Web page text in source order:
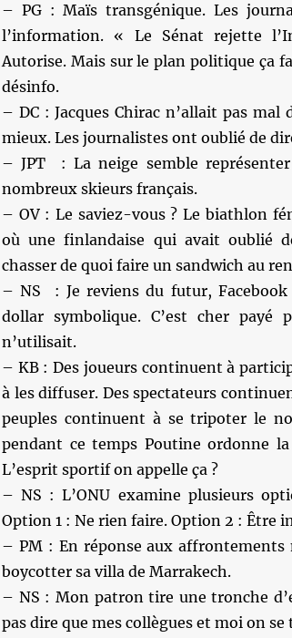
– PG : Maïs transgénique. Les
l’information. « Le Sénat rejette
Autorise. Mais sur le plan politique ça
désinfo.
– DC : Jacques Chirac n’allait pas
mieux. Les journalistes ont oublié de
– JPT : La neige semble
nombreux skieurs français.
– OV : Le saviez-vous ? Le biathlon
où une finlandaise qui avait oublié
chasser de quoi faire un sandwich au
– NS : Je reviens du futur,
dollar symbolique. C’est cher
n’utilisait.
– KB : Des joueurs continuent à
à les diffuser. Des spectateurs
peuples continuent à se tripoter le
pendant ce temps Poutine ordonne
L’esprit sportif on appelle ça ?
– NS : L’ONU examine plusieurs
Option 1 : Ne rien faire. Option 2 : Être
– PM : En réponse aux affrontements
boycotter sa villa de Marrakech.
– NS : Mon patron tire une tronche
pas dire que mes collègues et moi on se